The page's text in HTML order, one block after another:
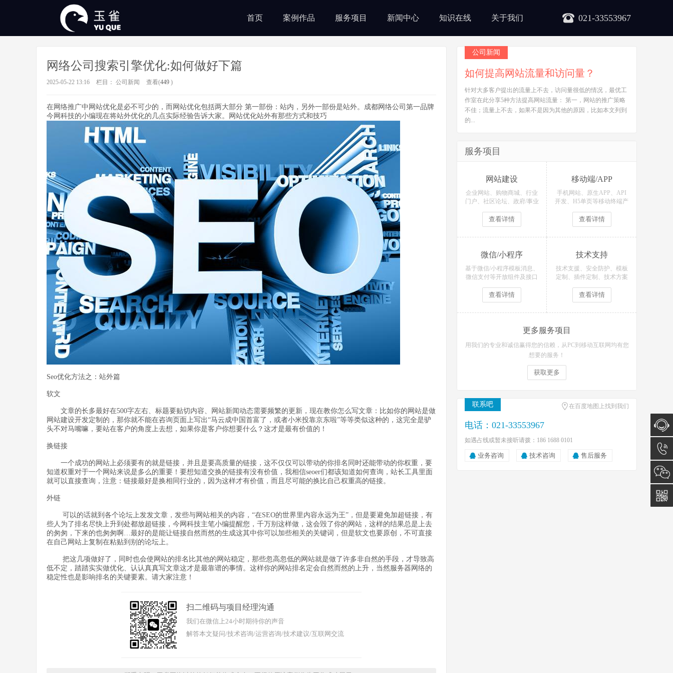
021-33553967
首页 案例作品 服务项目 新闻中心 知识在线 关于我们
网络公司搜索引擎优化:如何做好下篇
2025-05-22 13:16 栏目： 公司新闻 查看(449 )
在网络推广中网站优化是必不可少的，而网站优化包括两大部分 第一部份：站内，另外一部份是站外。成都网络公司第一品牌
今网科技的小编现在将站外优化的几点实际经验告诉大家。网站优化站外有那些方式和技巧
Seo优化方法之：站外篇
软文
文章的长多最好在500字左右、标题要贴切内容、网站新闻动态需要频繁的更新，现在教你怎么写文章：比如你的网站是做
网站建设开发定制的，那你就不能在咨询页面上写出“马云成中国首富了，或者小米投靠京东啦”等等类似这种的，这完全是驴
头不对马嘴嘛，要站在客户的角度上去想，如果你是客户你想要什么？这才是最有价值的！
换链接
一个成功的网站上必须要有的就是链接，并且是要高质量的链接，这不仅仅可以带动的你排名同时还能带动的你权重，要
知道权重对于一个网站来说是多么的重要！要想知道交换的链接有没有价值，我相信seoer们都该知道如何查询，站长工具里面
就可以直接查询，注意：链接最好是换相同行业的，因为这样才有价值，而且尽可能的换比自己权重高的链接。
外链
可以的话就到各个论坛上发发文章，发些与网站相关的内容，“在SEO的世界里内容永远为王”，但是要避免加超链接，有
些人为了排名尽快上升到处都放超链接，今网科技主笔小编提醒您，千万别这样做，这会毁了你的网站，这样的结果总是上去
的匆匆，下来的也匆匆啊…最好的是能让链接自然而然的生成这其中你可以加些相关的关键词，但是软文也要原创，不可直接
在自己网站上复制在粘贴到别的论坛上。
把这几项做好了，同时也会使网站的排名比其他的网站稳定，那些忽高忽低的网站就是做了许多非自然的手段，才导致高
低不定，踏踏实实做优化、认认真真写文章这才是最靠谱的事情。这样你的网站排名定会自然而然的上升，当然服务器网络的
稳定性也是影响排名的关键要素。请大家注意！
扫二维码与项目经理沟通
我们在微信上24小时期待你的声音
解答本文疑问/技术咨询/运营咨询/技术建议/互联网交流
公司新闻
如何提高网站流量和访问量？
针对大多客户提出的流量上不去，访问量很低的情况，最优工
作室在此分享5种方法提高网站流量： 第一，网站的推广策略
不佳；流量上不去，如果不是因为其他的原因，比如本文列到
的...
服务项目
网站建设
企业网站、购物商城、行业
门户、社区论坛、政府/事业
查看详情
移动端/APP
手机网站、原生APP、API
开发、H5单页等移动终端产
查看详情
微信/小程序
基于微信/小程序模板消息、
微信支付等开放组件及接口
查看详情
技术支持
技术支援、安全防护、模板
定制、插件定制、技术方案
查看详情
更多服务项目
用我们的专业和诚信赢得您的信赖，从PC到移动互联网均有您
想要的服务！
获取更多
联系吧 在百度地图上找到我们
电话：021-33553967
如遇占线或暂未接听请拨：186 1688 0101
业务咨询 技术咨询 售后服务
在线咨
询
021-